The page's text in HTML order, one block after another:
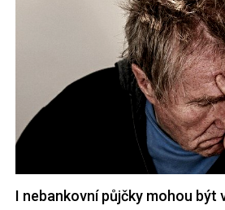
I nebankovní půjčky mohou být